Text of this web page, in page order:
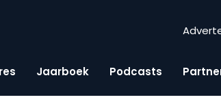
Jaarboek Podcasts